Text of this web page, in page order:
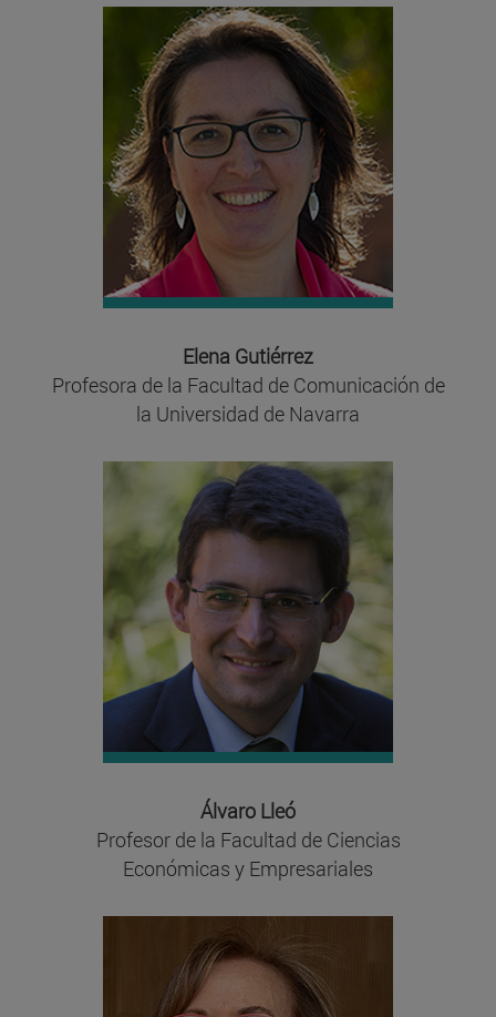
Elena Gutiérrez
Profesora de la Facultad de Comunicación de
la Universidad de Navarra
Álvaro Lleó
Profesor de la Facultad de Ciencias
Económicas y Empresariales